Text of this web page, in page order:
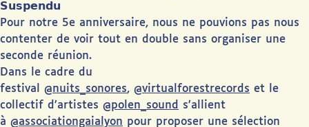
𝗦𝘂𝘀𝗽𝗲𝗻𝗱𝘂
Pour notre 5e anniversaire, nous ne pouvions pas nous
contenter de voir tout en double sans organiser une
seconde réunion.
Dans le cadre du
festival @nuits_sonores, @virtualforestrecords et le
collectif d’artistes @polen_sound s’allient
à @associationgaialyon pour proposer une sélection